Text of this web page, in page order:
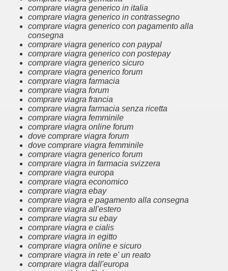
comprare viagra generico in italia
comprare viagra generico in contrassegno
comprare viagra generico con pagamento alla
consegna
comprare viagra generico con paypal
comprare viagra generico con postepay
comprare viagra generico sicuro
comprare viagra generico forum
comprare viagra farmacia
comprare viagra forum
comprare viagra francia
comprare viagra farmacia senza ricetta
comprare viagra femminile
comprare viagra online forum
dove comprare viagra forum
dove comprare viagra femminile
comprare viagra generico forum
comprare viagra in farmacia svizzera
comprare viagra europa
comprare viagra economico
comprare viagra ebay
comprare viagra e pagamento alla consegna
comprare viagra all'estero
comprare viagra su ebay
comprare viagra e cialis
comprare viagra in egitto
comprare viagra online e sicuro
comprare viagra in rete e' un reato
comprare viagra dall'europa